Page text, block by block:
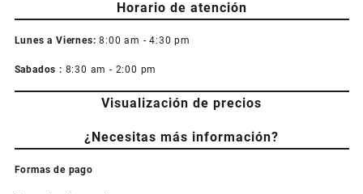
Horario de atención
Lunes a Viernes: 8:00 am - 4:30 pm
Sabados : 8:30 am - 2:00 pm
Visualización de precios
¿Necesitas más información?
Formas de pago